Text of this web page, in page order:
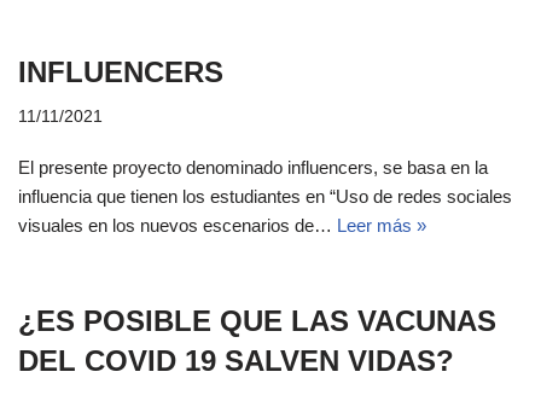
INFLUENCERS
11/11/2021
El presente proyecto denominado influencers, se basa en la
influencia que tienen los estudiantes en “Uso de redes sociales
visuales en los nuevos escenarios de… Leer más »
¿ES POSIBLE QUE LAS VACUNAS
DEL COVID 19 SALVEN VIDAS?